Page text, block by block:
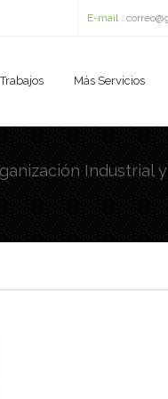
E-mail :
Trabajos Más Servicios
Industrial